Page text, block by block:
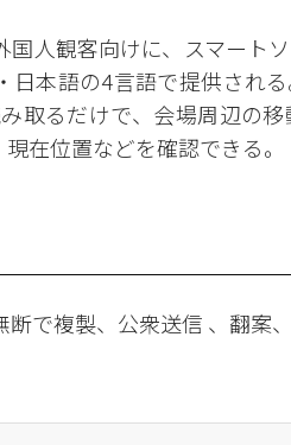
国人観客向けに、スマート
日本語の4言語で提供され
取るだけで、会場周辺の
在位置などを確認できる。
で複製、公衆送信 、翻案